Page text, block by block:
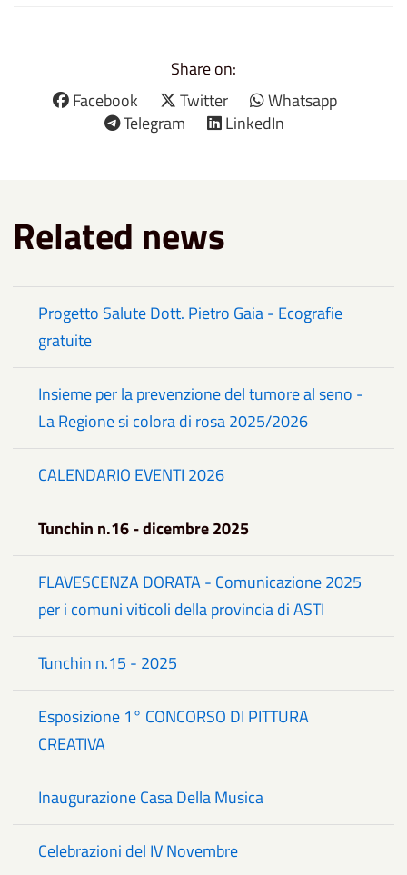
Share on:
Facebook
Twitter
Whatsapp
Telegram
LinkedIn
Related news
Progetto Salute Dott. Pietro Gaia - Ecografie
gratuite
Insieme per la prevenzione del tumore al seno -
La Regione si colora di rosa 2025/2026
CALENDARIO EVENTI 2026
Tunchin n.16 - dicembre 2025
FLAVESCENZA DORATA - Comunicazione 2025
per i comuni viticoli della provincia di ASTI
Tunchin n.15 - 2025
Esposizione 1° CONCORSO DI PITTURA
CREATIVA
Inaugurazione Casa Della Musica
Celebrazioni del IV Novembre